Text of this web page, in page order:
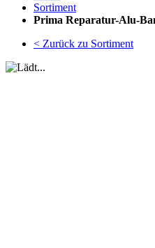
Sortiment
Prima Reparatur-Alu-
< Zurück zu Sortiment